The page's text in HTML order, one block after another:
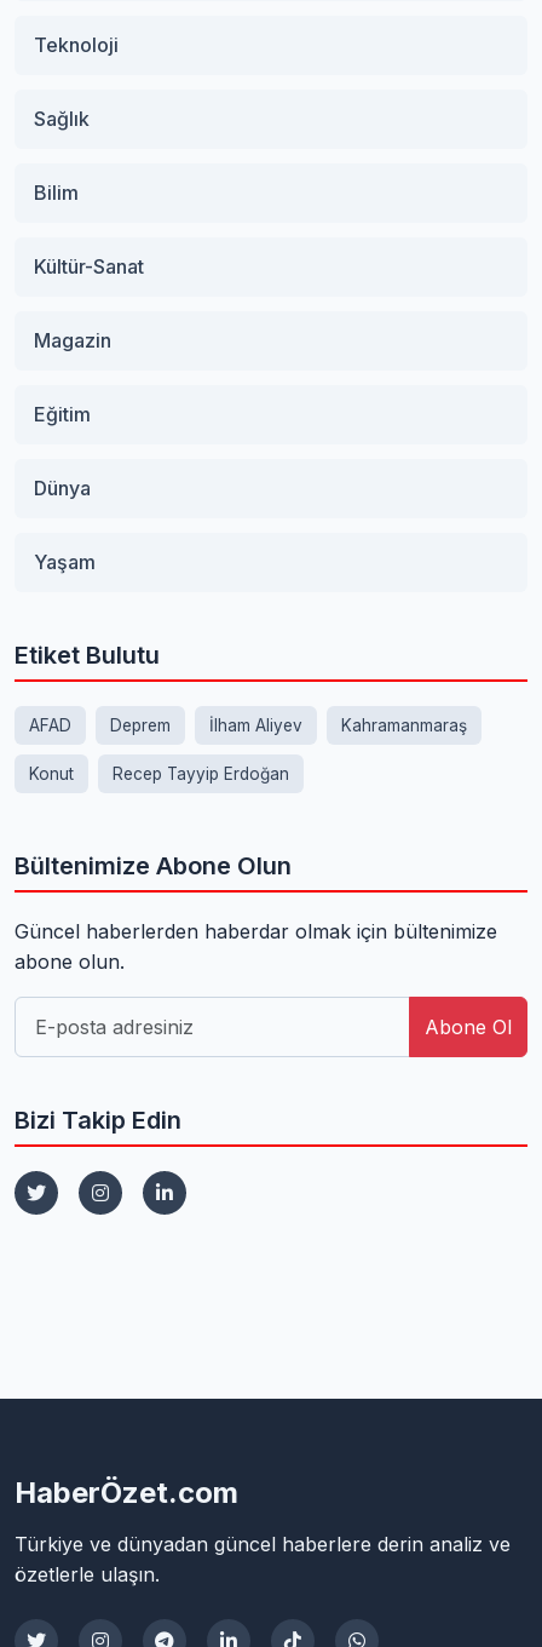
Teknoloji
Sağlık
Bilim
Kültür-Sanat
Magazin
Eğitim
Dünya
Yaşam
Etiket Bulutu
AFAD Deprem İlham Aliyev Kahramanmaraş
Konut Recep Tayyip Erdoğan
Bültenimize Abone Olun
Güncel haberlerden haberdar olmak için bültenimize
abone olun.
Abone Ol
Bizi Takip Edin
HaberÖzet.com
Türkiye ve dünyadan güncel haberlere derin analiz ve
özetlerle ulaşın.